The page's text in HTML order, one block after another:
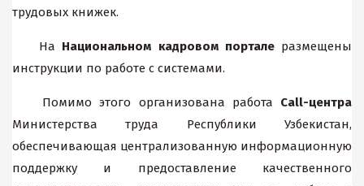
трудовых книжек.
На Национальном кадровом порталеразмещены
инструкции по работе с системами.
Помимо этого организована работа Call-центра
Министерства труда Республики Узбекистан,
обеспечивающая централизованную информационную
поддержку и предоставление качественного